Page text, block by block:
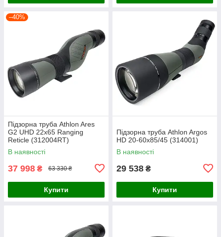
–40%
Підзорна труба Athlon Ares
G2 UHD 22x65 Ranging
Reticle (312004RT)
В наявності
37 998 ₴ 63 330 ₴
Купити
Підзорна труба Athlon Argos
HD 20-60x85/45 (314001)
В наявності
29 538 ₴
Купити